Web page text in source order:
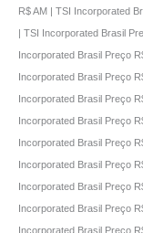
R$ AM | TSI Incorporated
| TSI Incorporated Brasil
Incorporated Brasil Preço
Incorporated Brasil Preço
Incorporated Brasil Preço
Incorporated Brasil Preço
Incorporated Brasil Preço
Incorporated Brasil Preço
Incorporated Brasil Preço
Incorporated Brasil Preço
Incorporated Brasil Preço